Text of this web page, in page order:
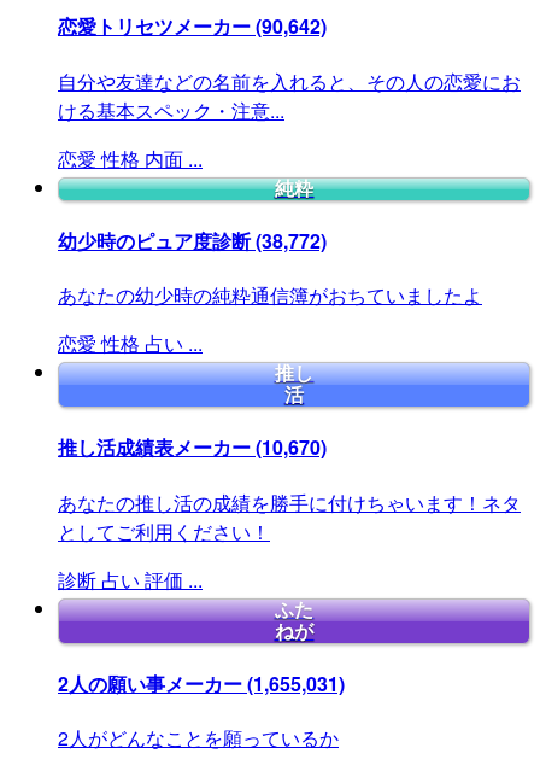
恋愛トリセツメーカー(90,642)
自分や友達などの名前を入れると、その人の恋愛にお
ける基本スペック・注意...
恋愛 性格 内面 ...
純粋
幼少時のピュア度診断(38,772)
あなたの幼少時の純粋通信簿がおちていましたよ
恋愛 性格 占い ...
推し
活
推し活成績表メーカー(10,670)
あなたの推し活の成績を勝手に付けちゃいます！ネタ
としてご利用ください！
診断 占い 評価 ...
ふた
ねが
2人の願い事メーカー(1,655,031)
2人がどんなことを願っているか